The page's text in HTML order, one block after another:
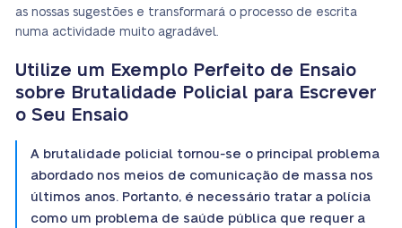
as nossas sugestões e transformará o processo de escrita
numa actividade muito agradável.
Utilize um Exemplo Perfeito de Ensaio
sobre Brutalidade Policial para Escrever
o Seu Ensaio
A brutalidade policial tornou-se o principal problema
abordado nos meios de comunicação de massa nos
últimos anos. Portanto, é necessário tratar a polícia
como um problema de saúde pública que requer a